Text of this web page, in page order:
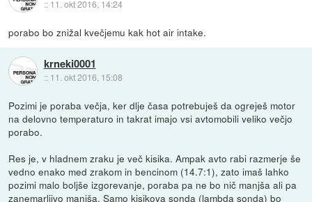
:: 11. okt 2016, 14:24
porabo bo znižal kvečjemu kak hot air intake.
krneki0001
:: 11. okt 2016, 15:08
Pozimi je poraba večja, ker dlje časa potrebuješ da ogreješ motor
na delovno temperaturo in takrat imajo vsi avtomobili veliko večjo
porabo.
Res je, v hladnem zraku je več kisika. Ampak avto rabi razmerje še
vedno enako med zrakom in bencinom (14.7:1), zato imaš lahko
pozimi malo boljše izgorevanje, poraba pa ne bo nič manjša ali pa
zanemarljivo manjša. Samo kisikova sonda (lambda sonda) bo